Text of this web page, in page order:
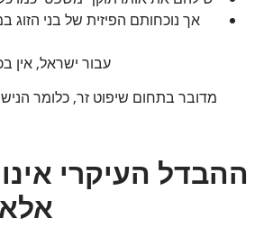
אך נוכחותם הפיזית של בני הזוג
עבור ישראל, אין
מדובר בתחום שיפוט זר, כלומר
ההבדל העיקרי אינו